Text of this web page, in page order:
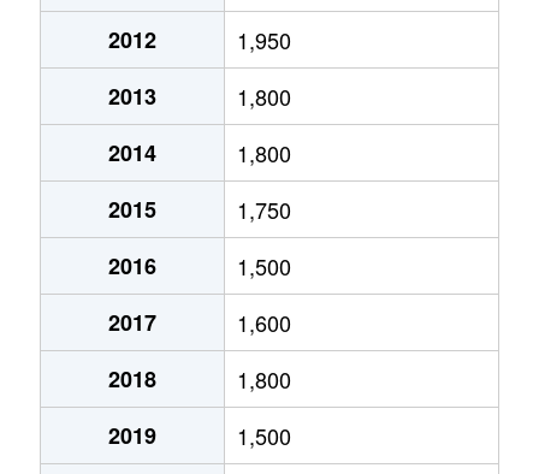
6,400万円
250万円
950万円
4,500万円
900万円
750万円
1,700万円
4,800万円
2012
1,950
2013
1,800
2014
1,800
2015
1,750
2016
1,500
2017
1,600
2018
1,800
2019
1,500